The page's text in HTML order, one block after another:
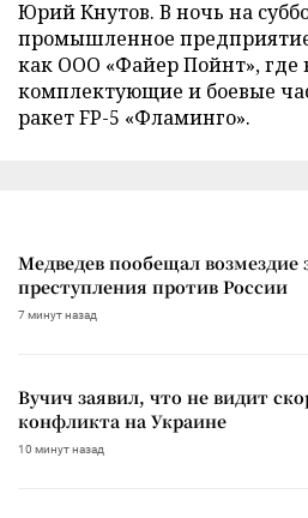
Юрий Кнутов. В ночь на
промышленное предприятие
как ООО «Файер Пойнт», где
комплектующие и боевые
ракет FP-5 «Фламинго».
Медведев пообещал
преступления против России
7 минут назад
Вучич заявил, что не видит
конфликта на Украине
10 минут назад